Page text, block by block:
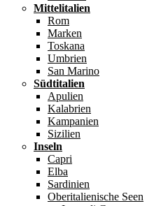
Mittelitalien
Rom
Marken
Toskana
Umbrien
San Marino
Südtitalien
Apulien
Kalabrien
Kampanien
Sizilien
Inseln
Capri
Elba
Sardinien
Oberitalienische Seen